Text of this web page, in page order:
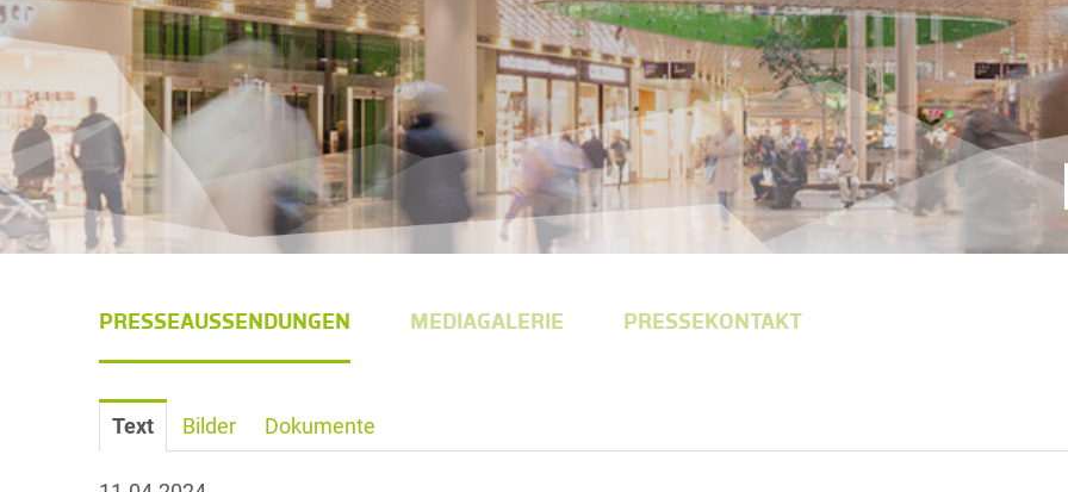
PRESSEAUSSENDUNGEN MEDIAGALERIE PRESSEKONTAKT
Text Bilder Dokumente